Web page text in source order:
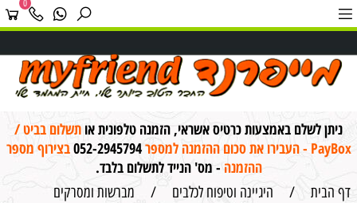
0
ניתן לשלם באמצעות כרטיס אשראי, הזמנה טלפונית או תשלום בביט /
PayBox - העבירו את סכום ההזמנה למספר
052-2945794בצירוף מספר
ההזמנה - מס' הנייד לתשלום בלבד.
דף הבית / היגיינה וטיפוח לכלבים / מברשות ומסרקים